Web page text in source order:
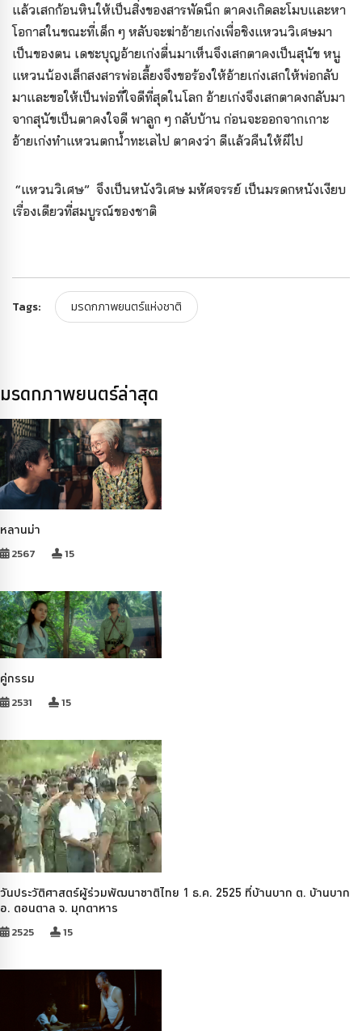
แล้วเสกก้อนหินให้เป็นสิ่งของสารพัดนึก ตาคงเกิดละโมบและหา
โอกาสในขณะที่เด็ก ๆ หลับจะฆ่าอ้ายเก่งเพื่อชิงแหวนวิเศษมา
เป็นของตน เดชะบุญอ้ายเก่งตื่นมาเห็นจึงเสกตาคงเป็นสุนัข หนู
แหวนน้องเล็กสงสารพ่อเลี้ยงจึงขอร้องให้อ้ายเก่งเสกให้พ่อกลับ
มาและขอให้เป็นพ่อที่ใจดีที่สุดในโลก อ้ายเก่งจึงเสกตาคงกลับมา
จากสุนัขเป็นตาคงใจดี พาลูก ๆ กลับบ้าน ก่อนจะออกจากเกาะ
อ้ายเก่งทำแหวนตกน้ำทะเลไป ตาคงว่า ดีแล้วคืนให้ผีไป
“แหวนวิเศษ” จึงเป็นหนังวิเศษ มหัศจรรย์ เป็นมรดกหนังเงียบ
เรื่องเดียวที่สมบูรณ์ของชาติ
Tags: มรดกภาพยนตร์แห่งชาติ
มรดกภาพยนตร์ล่าสุด
หลานม่า
2567 15
คู่กรรม
2531 15
วันประวัติศาสตร์ผู้ร่วมพัฒนาชาติไทย 1 ธ.ค. 2525 ที่บ้านบาก ต. บ้านบาก
อ. ดอนตาล จ. มุกดาหาร
2525 15